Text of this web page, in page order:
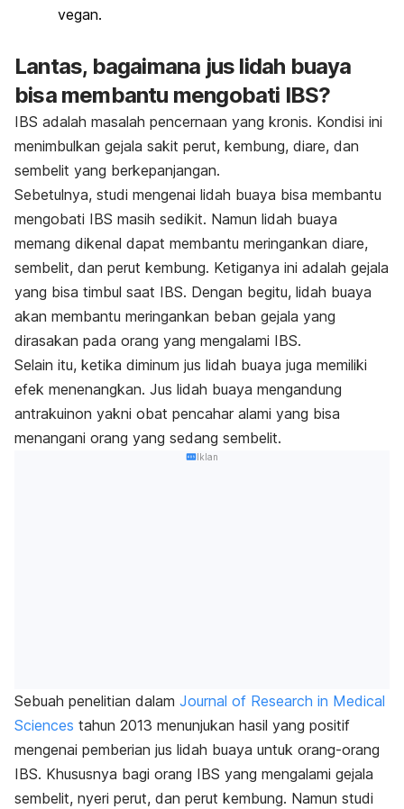
vegan.
Lantas, bagaimana jus lidah buaya
bisa membantu mengobati IBS?
IBS adalah masalah pencernaan yang kronis. Kondisi ini
menimbulkan gejala sakit perut, kembung, diare, dan
sembelit yang berkepanjangan.
Sebetulnya, studi mengenai lidah buaya bisa membantu
mengobati IBS masih sedikit. Namun lidah buaya
memang dikenal dapat membantu meringankan diare,
sembelit, dan perut kembung. Ketiganya ini adalah gejala
yang bisa timbul saat IBS. Dengan begitu, lidah buaya
akan membantu meringankan beban gejala yang
dirasakan pada orang yang mengalami IBS.
Selain itu, ketika diminum jus lidah buaya juga memiliki
efek menenangkan. Jus lidah buaya mengandung
antrakuinon yakni obat pencahar alami yang bisa
menangani orang yang sedang sembelit.
Iklan
Sebuah penelitian dalam Journal of Research in Medical
Sciences tahun 2013 menunjukan hasil yang positif
mengenai pemberian jus lidah buaya untuk orang-orang
IBS. Khususnya bagi orang IBS yang mengalami gejala
sembelit, nyeri perut, dan perut kembung. Namun studi